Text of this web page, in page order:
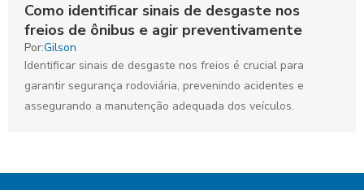
Como identificar sinais de desgaste nos
freios de ônibus e agir preventivamente
Por:Gilson
Identificar sinais de desgaste nos freios é crucial para
garantir segurança rodoviária, prevenindo acidentes e
assegurando a manutenção adequada dos veículos.